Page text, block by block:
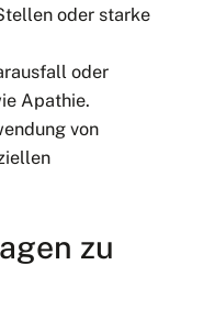
oder starke
oder
Apathie.
von
zu